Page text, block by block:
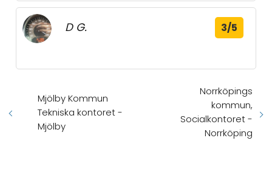
D G. 3/5
Mjölby Kommun
Tekniska kontoret -
Mjölby
Norrköpings
kommun,
Socialkontoret -
Norrköping